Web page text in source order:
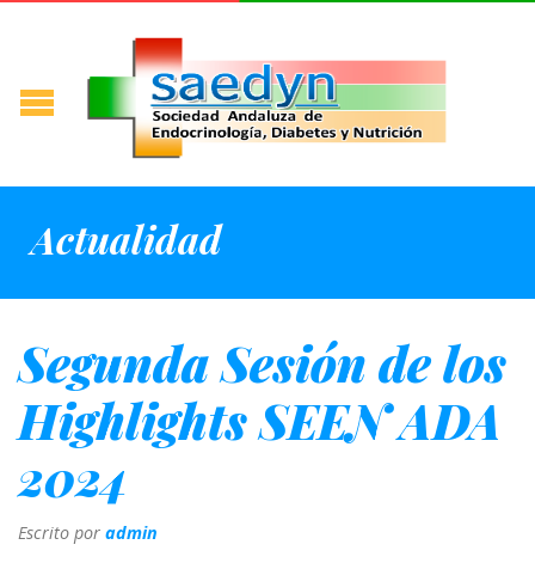
Actualidad
Segunda Sesión de los
Highlights SEEN ADA
2024
Escrito por admin